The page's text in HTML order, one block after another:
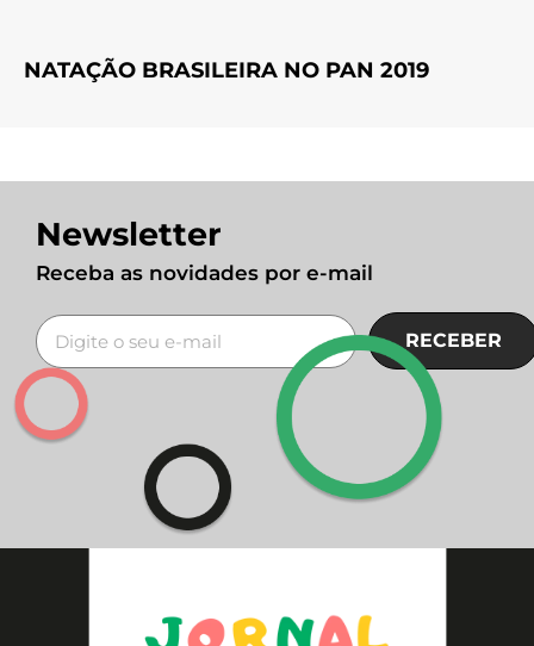
NATAÇÃO BRASILEIRA NO PAN 2019
Newsletter
Receba as novidades por e-mail
RECEBER